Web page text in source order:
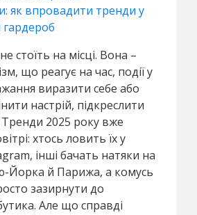
як впровадити тренди у
гардероб
стоїть на місці. Вона –
що реагує на час, події у
виразити себе або
настрій, підкреслити
Тренди 2025 року вже
хтось ловить їх у
інші бачать натяки на
Йорка й Парижа, а комусь
зазирнути до
Але що справді